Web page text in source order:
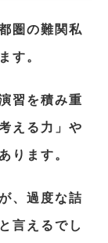
圏の難関私
す。
習を積み重
える力」や
ります。
、過度な詰
言えるでし